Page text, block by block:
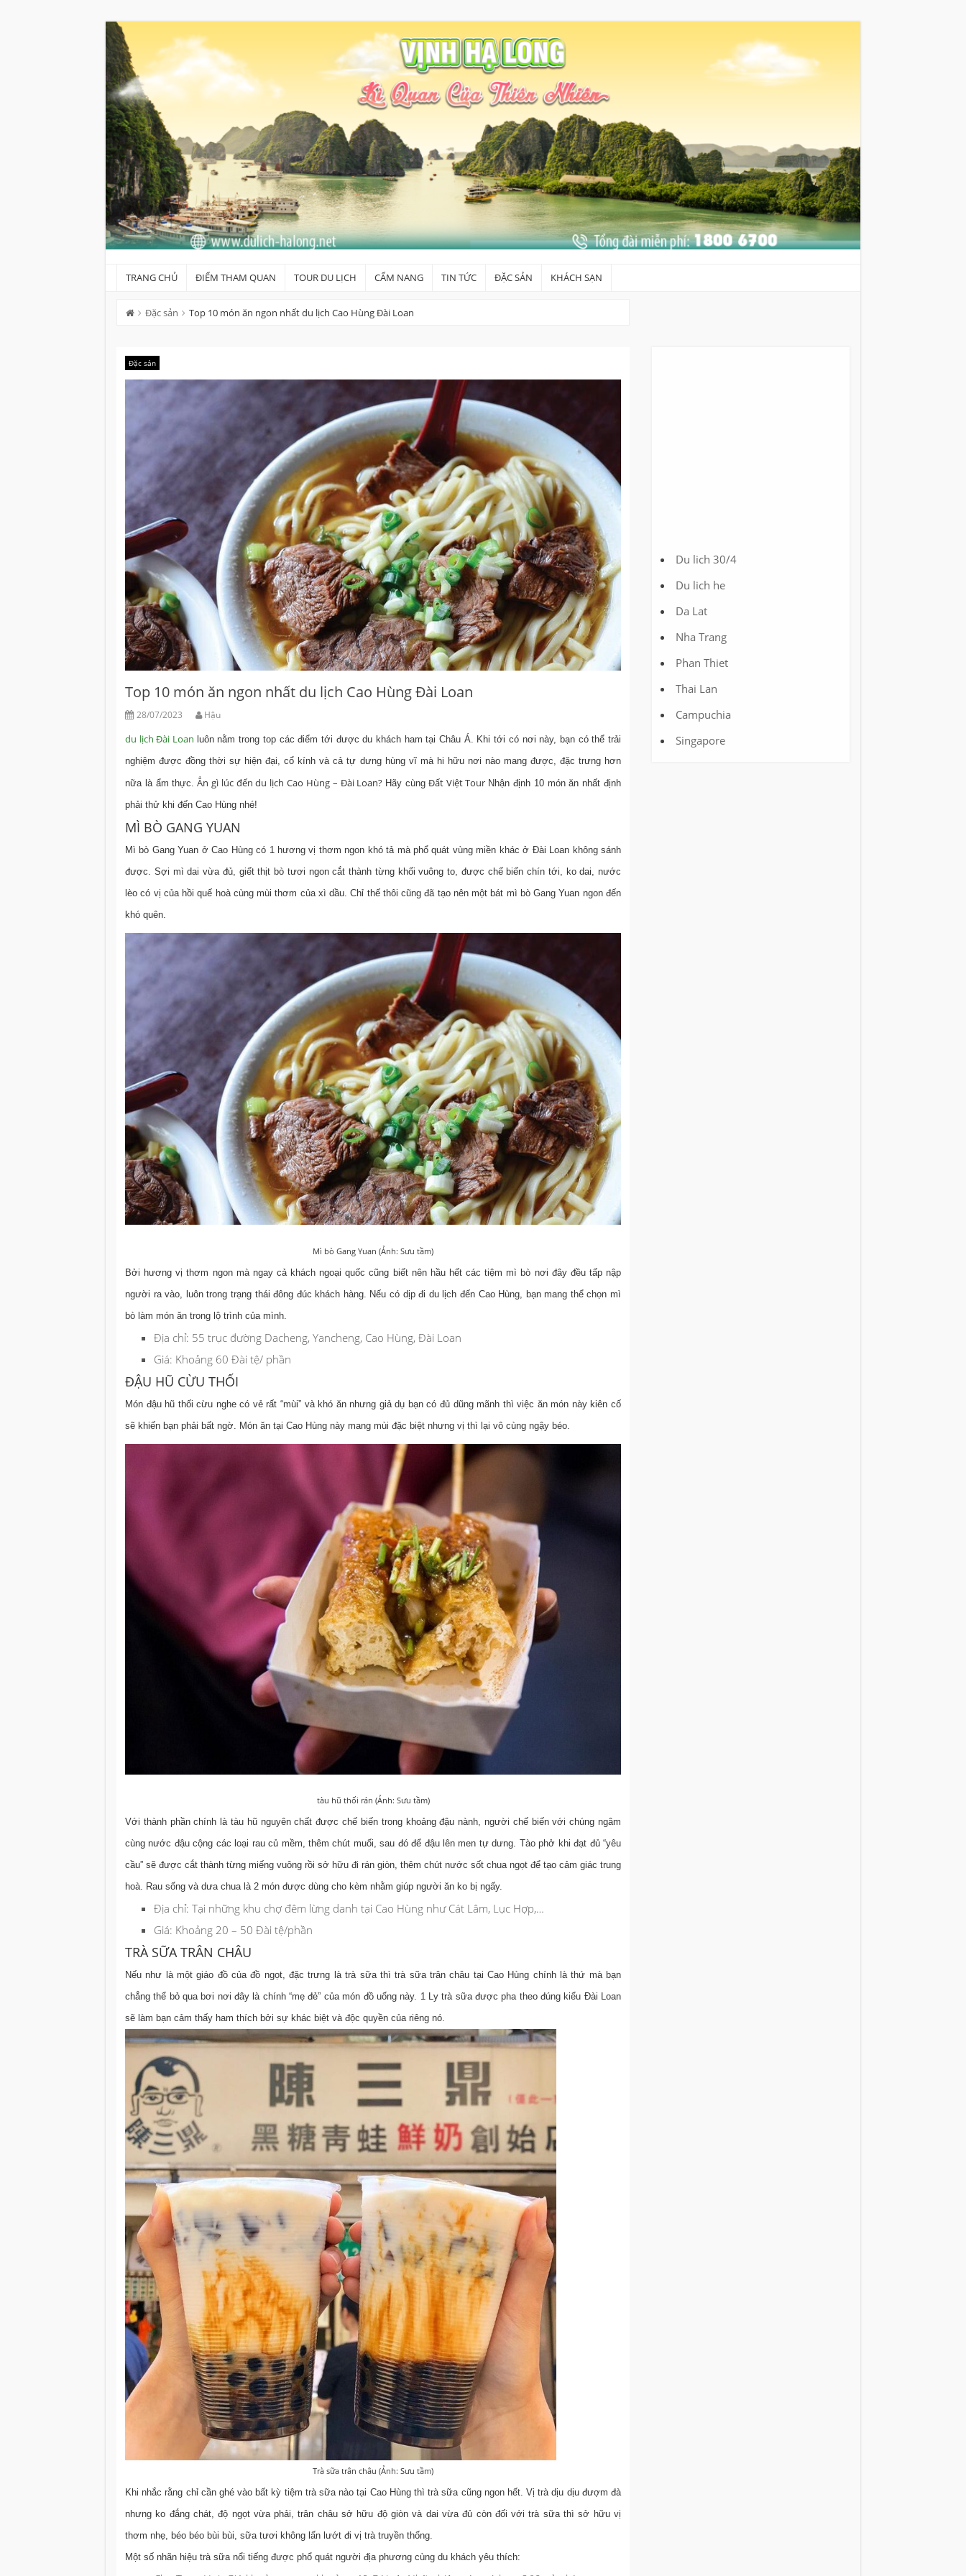
Skip
to
content
TRANG CHỦ ĐIỂM THAM QUAN TOUR DU LỊCH CẨM NANG TIN TỨC ĐẶC SẢN KHÁCH SẠN
Đặc sản Top 10 món ăn ngon nhất du lịch Cao Hùng Đài Loan
Đặc sản
Top 10 món ăn ngon nhất du lịch Cao Hùng Đài Loan
28/07/2023 Hậu
du lịch Đài Loan luôn nằm trong top các điểm tới được du khách ham tại Châu Á. Khi tới có nơi này, bạn có thể trải
nghiệm được đồng thời sự hiện đại, cổ kính và cả tự dưng hùng vĩ mà hi hữu nơi nào mang được, đặc trưng hơn
nữa là ẩm thực. Ẳn gì lúc đến du lịch Cao Hùng – Đài Loan? Hãy cùng Đất Việt Tour Nhận định 10 món ăn nhất định
phải thử khi đến Cao Hùng nhé!
MÌ BÒ GANG YUAN
Mì bò Gang Yuan ở Cao Hùng có 1 hương vị thơm ngon khó tả mà phổ quát vùng miền khác ở Đài Loan không sánh
được. Sợi mì dai vừa đủ, giết thịt bò tươi ngon cắt thành từng khối vuông to, được chế biến chín tới, ko dai, nước
lèo có vị của hồi quế hoà cùng mùi thơm của xì dầu. Chỉ thế thôi cũng đã tạo nên một bát mì bò Gang Yuan ngon đến
khó quên.
Mì bò Gang Yuan (Ảnh: Sưu tầm)
Bởi hương vị thơm ngon mà ngay cả khách ngoại quốc cũng biết nên hầu hết các tiệm mì bò nơi đây đều tấp nập
người ra vào, luôn trong trạng thái đông đúc khách hàng. Nếu có dịp đi du lịch đến Cao Hùng, bạn mang thể chọn mì
bò làm món ăn trong lộ trình của mình.
Địa chỉ: 55 trục đường Dacheng, Yancheng, Cao Hùng, Đài Loan
Giá: Khoảng 60 Đài tệ/ phần
ĐẬU HŨ CỪU THỐI
Món đậu hũ thối cừu nghe có vẻ rất “mùi” và khó ăn nhưng giả dụ bạn có đủ dũng mãnh thì việc ăn món này kiên cố
sẽ khiến bạn phải bất ngờ. Món ăn tại Cao Hùng này mang mùi đặc biệt nhưng vị thì lại vô cùng ngậy béo.
tàu hũ thối rán (Ảnh: Sưu tầm)
Với thành phần chính là tàu hũ nguyên chất được chế biến trong khoảng đậu nành, người chế biến với chúng ngâm
cùng nước đậu cộng các loại rau củ mềm, thêm chút muối, sau đó để đậu lên men tự dưng. Tào phở khi đạt đủ “yêu
cầu” sẽ được cắt thành từng miếng vuông rồi sở hữu đi rán giòn, thêm chút nước sốt chua ngọt để tạo cảm giác trung
hoà. Rau sống và dưa chua là 2 món được dùng cho kèm nhằm giúp người ăn ko bị ngấy.
Địa chỉ: Tại những khu chợ đêm lừng danh tại Cao Hùng như Cát Lâm, Lục Hợp,…
Giá: Khoảng 20 – 50 Đài tệ/phần
TRÀ SỮA TRÂN CHÂU
Nếu như là một giáo đồ của đồ ngọt, đặc trưng là trà sữa thì trà sữa trân châu tại Cao Hùng chính là thứ mà bạn
chẳng thể bỏ qua bơi nơi đây là chính “mẹ đẻ” của món đồ uống này. 1 Ly trà sữa được pha theo đúng kiểu Đài Loan
sẽ làm bạn cảm thấy ham thích bởi sự khác biệt và độc quyền của riêng nó.
Trà sữa trân châu (Ảnh: Sưu tầm)
Khi nhắc rằng chỉ cần ghé vào bất kỳ tiệm trà sữa nào tại Cao Hùng thì trà sữa cũng ngon hết. Vị trà dịu dịu đượm đà
nhưng ko đắng chát, độ ngọt vừa phải, trân châu sở hữu độ giòn và dai vừa đủ còn đối với trà sữa thì sở hữu vị
thơm nhẹ, béo béo bùi bùi, sữa tươi không lấn lướt đi vị trà truyền thống.
Một số nhãn hiệu trà sữa nổi tiếng được phổ quát người địa phương cùng du khách yêu thích:
Du lich 30/4
Du lich he
Da Lat
Nha Trang
Phan Thiet
Thai Lan
Campuchia
Singapore